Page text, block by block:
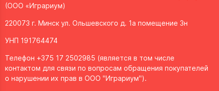
(ООО «Играриум)
220073 г. Минск ул. Ольшевского д. 1а помещение 3н
УНП 191764474
Телефон +375 17 2502985 (является в том числе
контактом для связи по вопросам обращения покупателей
о нарушении их прав в ООО "Играриум").